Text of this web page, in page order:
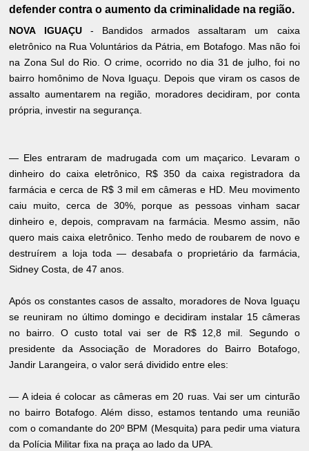
defender contra o aumento da criminalidade na região.
NOVA IGUAÇU - Bandidos armados assaltaram um caixa
eletrônico na Rua Voluntários da Pátria, em Botafogo. Mas não foi
na Zona Sul do Rio. O crime, ocorrido no dia 31 de julho, foi no
bairro homônimo de Nova Iguaçu. Depois que viram os casos de
assalto aumentarem na região, moradores decidiram, por conta
própria, investir na segurança.
— Eles entraram de madrugada com um maçarico. Levaram o
dinheiro do caixa eletrônico, R$ 350 da caixa registradora da
farmácia e cerca de R$ 3 mil em câmeras e HD. Meu movimento
caiu muito, cerca de 30%, porque as pessoas vinham sacar
dinheiro e, depois, compravam na farmácia. Mesmo assim, não
quero mais caixa eletrônico. Tenho medo de roubarem de novo e
destruírem a loja toda — desabafa o proprietário da farmácia,
Sidney Costa, de 47 anos.
Após os constantes casos de assalto, moradores de Nova Iguaçu
se reuniram no último domingo e decidiram instalar 15 câmeras
no bairro. O custo total vai ser de R$ 12,8 mil. Segundo o
presidente da Associação de Moradores do Bairro Botafogo,
Jandir Larangeira, o valor será dividido entre eles:
— A ideia é colocar as câmeras em 20 ruas. Vai ser um cinturão
no bairro Botafogo. Além disso, estamos tentando uma reunião
com o comandante do 20º BPM (Mesquita) para pedir uma viatura
da Polícia Militar fixa na praça ao lado da UPA.